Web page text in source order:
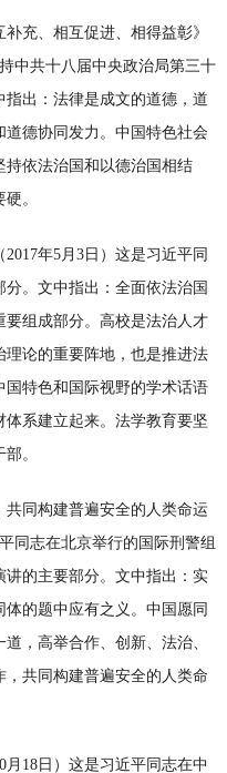
充、相互促进、相得益彰》
中共十八届中央政治局第三十
出：法律是成文的道德，道
德协同发力。中国特色社会
持依法治国和以德治国相结
。
年5月3日）这是习近平同
。文中指出：全面依法治国
组成部分。高校是法治人才
论的重要阵地，也是推进法
特色和国际视野的学术话语
系建立起来。法学教育要坚
。
同构建普遍安全的人类命运
同志在北京举行的国际刑警组
的主要部分。文中指出：实
的题中应有之义。中国愿同
，高举合作、创新、法治、
共同构建普遍安全的人类命
18日）这是习近平同志在中